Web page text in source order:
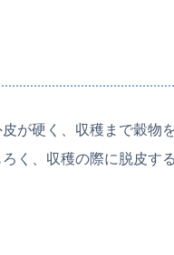
が硬く、収穫まで穀物
く、収穫の際に脱皮する